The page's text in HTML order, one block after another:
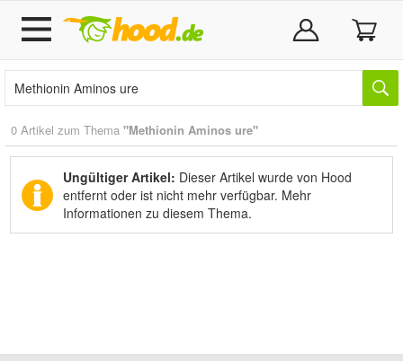
0 Artikel zum Thema "Methionin Aminos ure"
Ungültiger Artikel: Dieser Artikel wurde von Hood
entfernt oder ist nicht mehr verfügbar. Mehr
Informationen zu diesem Thema.